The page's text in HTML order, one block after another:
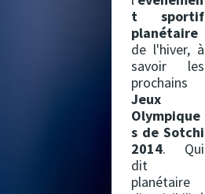
t sportif
planétaire
de l'hiver, à
savoir les
prochains
Jeux
Olympique
s de Sotchi
2014. Qui
dit
planétaire